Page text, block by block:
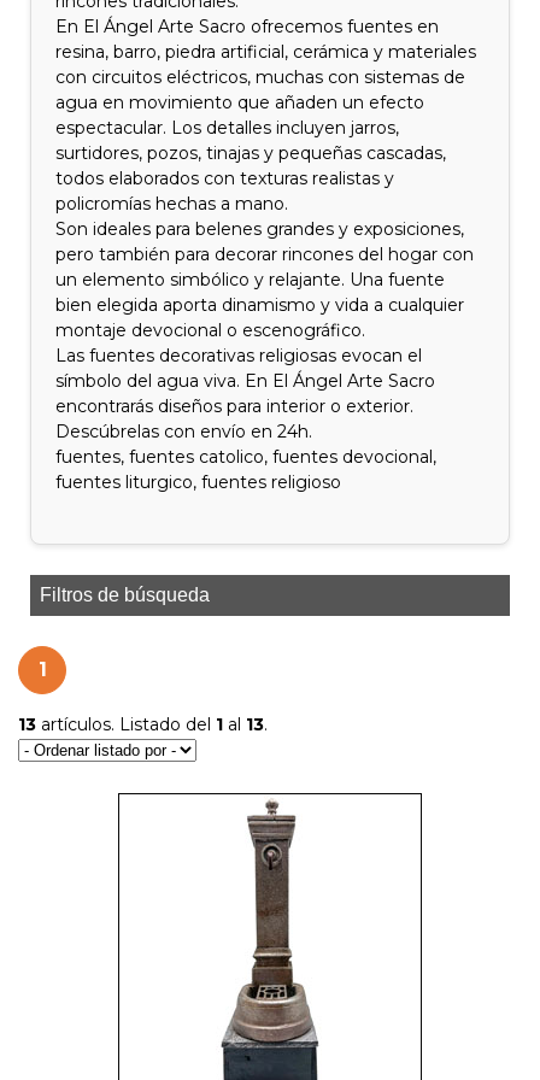
En El Ángel Arte Sacro ofrecemos fuentes en
resina, barro, piedra artificial, cerámica y materiales
con circuitos eléctricos, muchas con sistemas de
agua en movimiento que añaden un efecto
espectacular. Los detalles incluyen jarros,
surtidores, pozos, tinajas y pequeñas cascadas,
todos elaborados con texturas realistas y
policromías hechas a mano.
Son ideales para belenes grandes y exposiciones,
pero también para decorar rincones del hogar con
un elemento simbólico y relajante. Una fuente
bien elegida aporta dinamismo y vida a cualquier
montaje devocional o escenográfico.
Las fuentes decorativas religiosas evocan el
símbolo del agua viva. En El Ángel Arte Sacro
encontrarás diseños para interior o exterior.
Descúbrelas con envío en 24h.
fuentes, fuentes catolico, fuentes devocional,
fuentes liturgico, fuentes religioso
Filtros de búsqueda
1
13 artículos. Listado del 1 al 13.